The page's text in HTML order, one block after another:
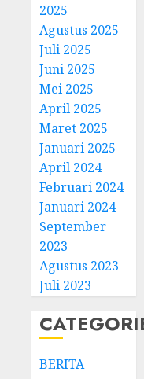
2025
Agustus 2025
Juli 2025
Juni 2025
Mei 2025
April 2025
Maret 2025
Januari 2025
April 2024
Februari 2024
Januari 2024
September
2023
Agustus 2023
Juli 2023
BERITA
3
Natal
BKSG
Tegal
di
11, 2026
4
Samuel
Adi
dan